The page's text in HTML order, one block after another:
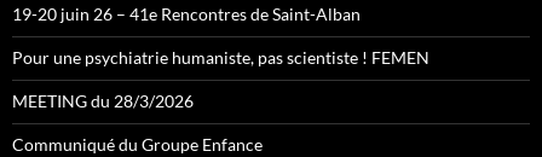
19-20 juin 26 – 41e Rencontres de Saint-Alban
Pour une psychiatrie humaniste, pas scientiste ! FEMEN
MEETING du 28/3/2026
Communiqué du Groupe Enfance